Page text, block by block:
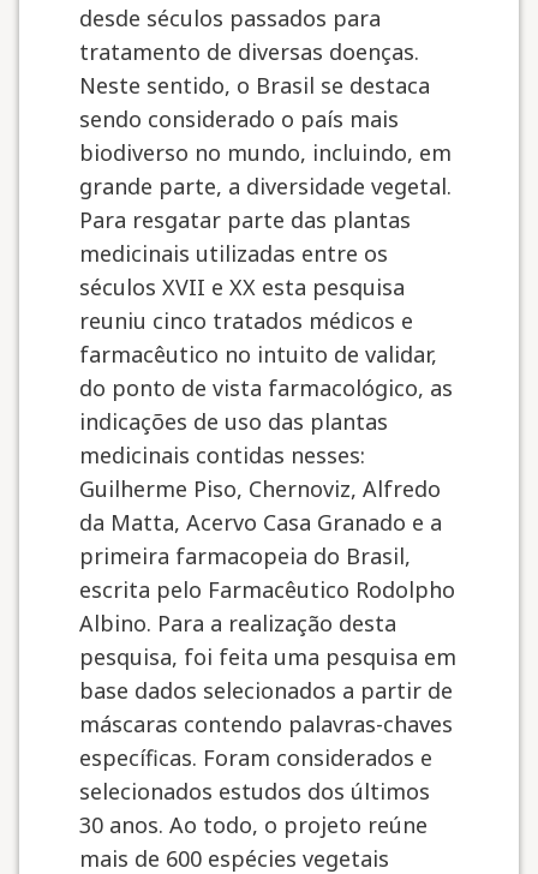
desde séculos passados para
tratamento de diversas doenças.
Neste sentido, o Brasil se destaca
sendo considerado o país mais
biodiverso no mundo, incluindo, em
grande parte, a diversidade vegetal.
Para resgatar parte das plantas
medicinais utilizadas entre os
séculos XVII e XX esta pesquisa
reuniu cinco tratados médicos e
farmacêutico no intuito de validar,
do ponto de vista farmacológico, as
indicações de uso das plantas
medicinais contidas nesses:
Guilherme Piso, Chernoviz, Alfredo
da Matta, Acervo Casa Granado e a
primeira farmacopeia do Brasil,
escrita pelo Farmacêutico Rodolpho
Albino. Para a realização desta
pesquisa, foi feita uma pesquisa em
base dados selecionados a partir de
máscaras contendo palavras-chaves
específicas. Foram considerados e
selecionados estudos dos últimos
30 anos. Ao todo, o projeto reúne
mais de 600 espécies vegetais